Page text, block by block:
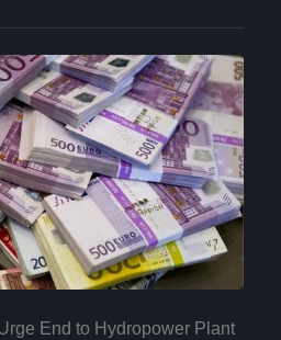
End to Hydropower Plant